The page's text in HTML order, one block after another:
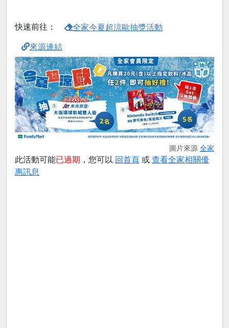
快速前往： 全家今夏超涼歐抽獎活動
來源連結
圖片來源 全家
此活動可能已過期 ，您可以 回首頁 或 查看全家相關優
惠訊息